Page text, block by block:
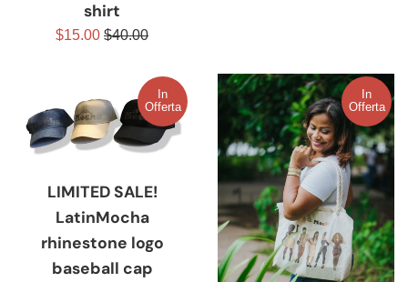
shirt
Prezzo
$15.00 Prezzo
$40.00
LIMITED SALE!
LatinMocha
rhinestone logo
baseball cap
In
Offerta
In
Offerta